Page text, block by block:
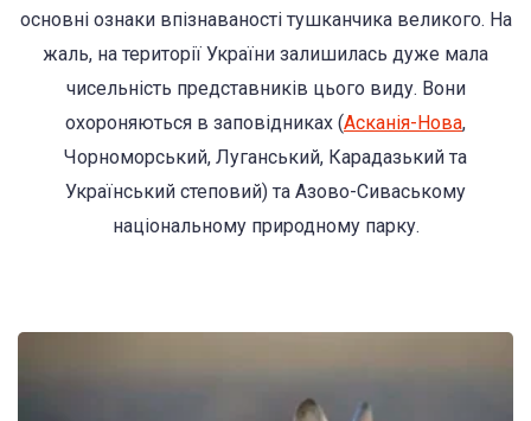
основні ознаки впізнаваності тушканчика великого. На
жаль, на території України залишилась дуже мала
чисельність представників цього виду. Вони
охороняються в заповідниках (Асканія-Нова,
Чорноморський, Луганський, Карадазький та
Український степовий) та Азово-Сиваському
національному природному парку.